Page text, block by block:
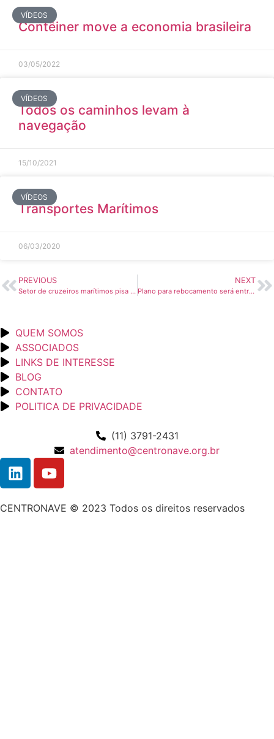
VÍDEOS
Contêiner move a economia brasileira
03/05/2022
VÍDEOS
Todos os caminhos levam à
navegação
15/10/2021
VÍDEOS
Transportes Marítimos
06/03/2020
PREVIOUS
Setor de cruzeiros marítimos pisa no freio – Valor Econômico
NEXT
Plano para rebocamento será entregue à Capitania na próxima semana – Jornal Agora
QUEM SOMOS
ASSOCIADOS
LINKS DE INTERESSE
BLOG
CONTATO
POLITICA DE PRIVACIDADE
(11) 3791-2431
atendimento@centronave.org.br
CENTRONAVE © 2023 Todos os direitos reservados